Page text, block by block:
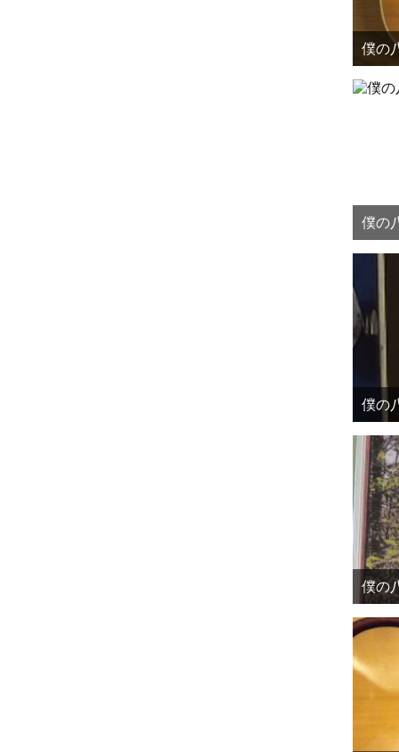
僕の
僕の
僕の
僕の